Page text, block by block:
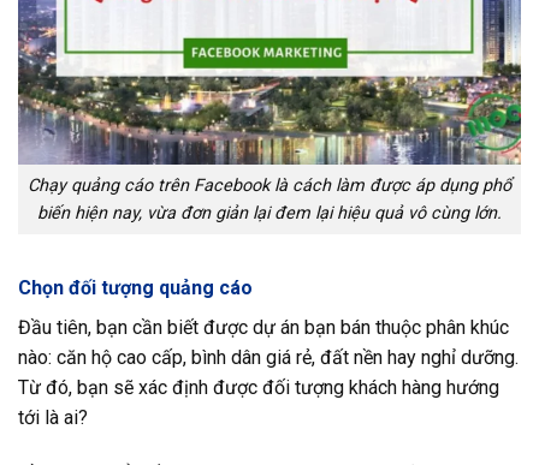
Chạy quảng cáo trên Facebook là cách làm được áp dụng phổ
biến hiện nay, vừa đơn giản lại đem lại hiệu quả vô cùng lớn.
Chọn đối tượng quảng cáo
Đầu tiên, bạn cần biết được dự án bạn bán thuộc phân khúc
nào: căn hộ cao cấp, bình dân giá rẻ, đất nền hay nghỉ dưỡng.
Từ đó, bạn sẽ xác định được đối tượng khách hàng hướng
tới là ai?